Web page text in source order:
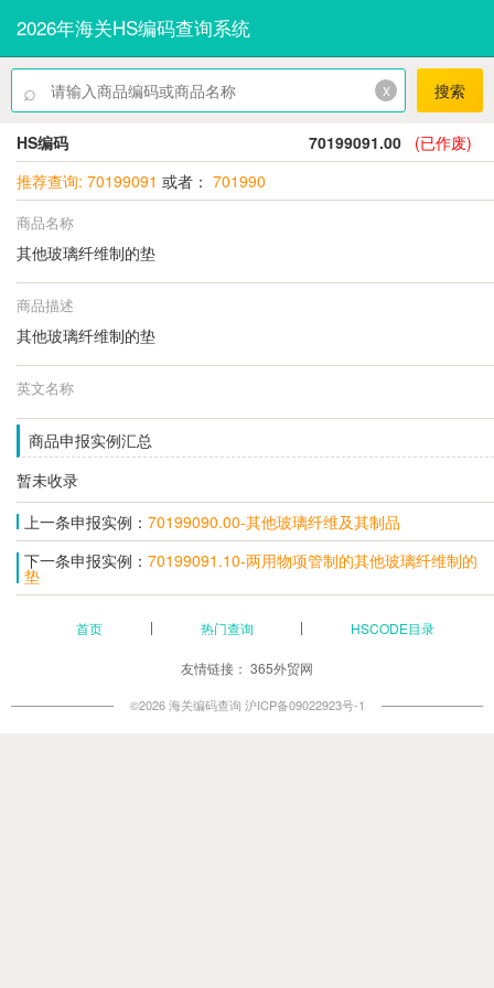
2026年海关HS编码查询系统
⌕ x 搜索
HS编码 70199091.00
(已作废)
推荐查询: 70199091 或者： 701990
商品名称
其他玻璃纤维制的垫
商品描述
其他玻璃纤维制的垫
英文名称
商品申报实例汇总
暂未收录
上一条申报实例： 70199090.00-其他玻璃纤维及其制品
下一条申报实例： 70199091.10-两用物项管制的其他玻璃纤维制的
垫
首页 热门查询 HSCODE目录
友情链接： 365外贸网
©2026 海关编码查询 沪ICP备09022923号-1